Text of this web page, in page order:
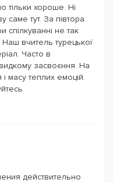
тільки хороше. Ні
тут. За півтора
спілкуванні не так
вчитель турецької
Часто в
засвоєння. На
масу теплих емоцій.
действительно